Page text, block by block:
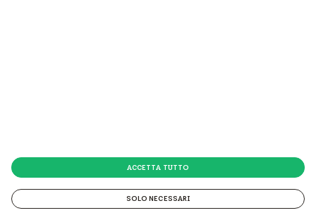
SOLO NECESSARI
ACCETTA TUTTO
© 2026 VELUX Italia s.p.a. Via Strà 152 - 37030 Colognola ai Colli (VR) P.IVA 01337770232
© 2026 VELUX Italia s.p.a.